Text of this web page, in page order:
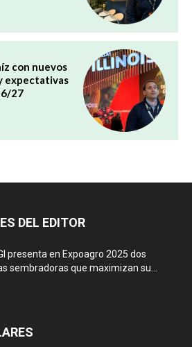
con nuevos
expectativas
27
DEL EDITOR
presenta en Expoagro 2025 dos
sembradoras que maximizan su...